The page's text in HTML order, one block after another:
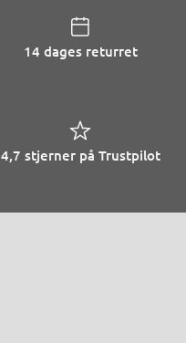
14 dages returret
4,7 stjerner på Trustpilot